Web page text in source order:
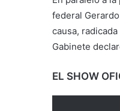
federal
causa,
Gabinete
EL SHOW